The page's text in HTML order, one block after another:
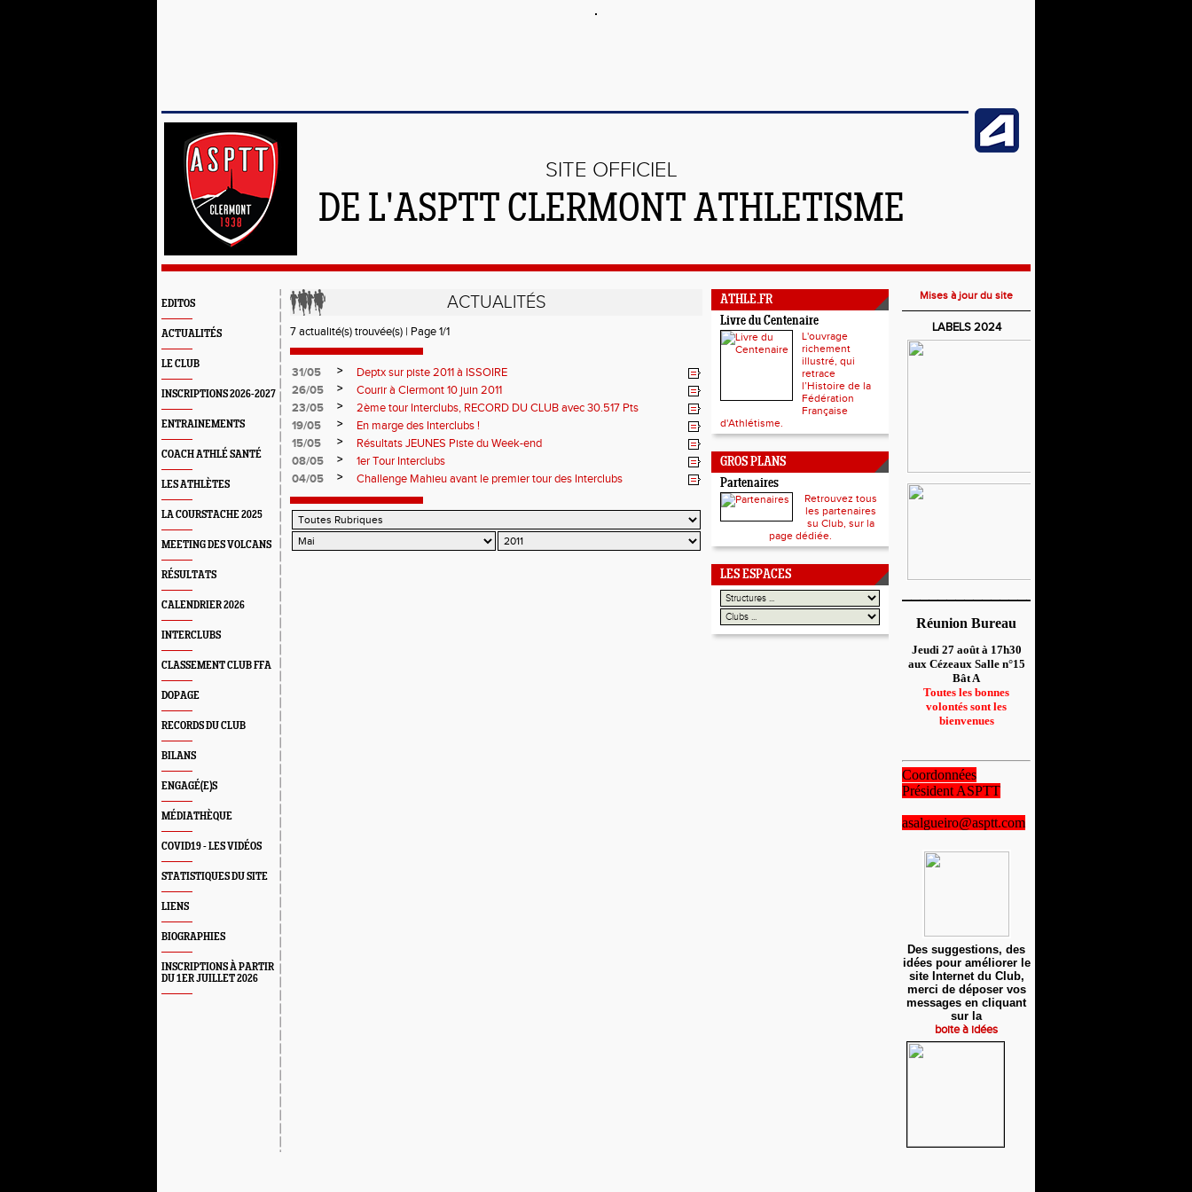
SITE OFFICIEL
DE L'ASPTT CLERMONT ATHLETISME
EDITOS
ACTUALITÉS
LE CLUB
INSCRIPTIONS 2026-2027
ENTRAINEMENTS
COACH ATHLÉ SANTÉ
LES ATHLÈTES
LA COURSTACHE 2025
MEETING DES VOLCANS
RÉSULTATS
CALENDRIER 2026
INTERCLUBS
CLASSEMENT CLUB FFA
DOPAGE
RECORDS DU CLUB
BILANS
ENGAGÉ(E)S
MÉDIATHÈQUE
COVID19 - LES VIDÉOS
STATISTIQUES DU SITE
LIENS
BIOGRAPHIES
INSCRIPTIONS À PARTIR
DU 1ER JUILLET 2026
ACTUALITÉS
7 actualité(s) trouvée(s) | Page 1/1
31/05 >
Deptx sur piste 2011 à ISSOIRE
26/05
>
Courir à Clermont 10 juin 2011
23/05
>
2ème tour Interclubs, RECORD DU CLUB avec 30.517 Pts
19/05
>
En marge des Interclubs !
15/05
>
Résultats JEUNES Piste du Week-end
08/05
>
1er Tour Interclubs
04/05
> Challenge Mahieu avant le premier tour des Interclubs
ATHLE.FR
Livre du Centenaire
L'ouvrage
richement
illustré, qui
retrace
l’Histoire de la
Fédération
Française
d'Athlétisme.
GROS PLANS
Partenaires
Retrouvez tous
les partenaires
su Club, sur la
page dédiée.
LES ESPACES
Mises à jour du site
LABELS 2024
Réunion Bureau
Jeudi 27 août à 17h30
aux Cézeaux Salle n°15
Bât A
Toutes les bonnes
volontés sont les
bienvenues
Coordonnées
Président ASPTT
asalgueiro@asptt.com
Des suggestions, des
idées pour améliorer le
site Internet du Club,
merci de déposer vos
messages en cliquant
sur la
boite à idées